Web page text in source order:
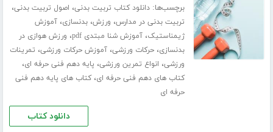
برچسب‌ها:دانلود کتاب تربیت بدنی، اصول تربیت بدنی،
تربیت بدنی در مدارس، ورزش،بدنسازی،آموزش
ژیمناستیک،آموزش شنا مبتدی pdf ، ورزش هوازی در
بدنسازی،حرکات ورزشی،آموزش حرکات ورزشی، تمرینات
ورزشی، انواع تمرین ورزشی، پایه دهم فنی حرفه ای،
کتاب های دهم فنی حرفه ای،کتاب های پایه دهم فنی
حرفه ای
دانلود کتاب